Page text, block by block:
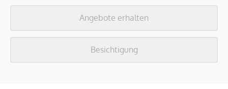
Angebote erhalten
Besichtigung